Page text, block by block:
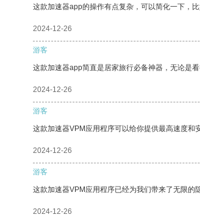
这款加速器app的操作有点复杂，可以简化一下，比
2024-12-26
游客
这款加速器app简直是居家旅行必备神器，无论是
2024-12-26
游客
这款加速器VPM应用程序可以给你提供最高速度和
2024-12-26
游客
这款加速器VPM应用程序已经为我们带来了无限的
2024-12-26